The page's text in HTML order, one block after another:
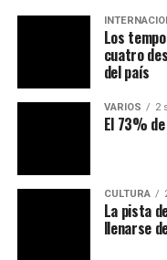
Los
cuatro
del país
VARIOS 2
El 73%
CULTURA
La pista
llenarse